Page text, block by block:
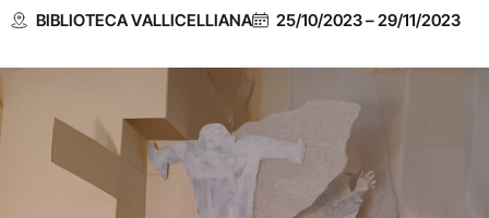
BIBLIOTECA VALLICELLIANA 25/10/2023–29/11/2023